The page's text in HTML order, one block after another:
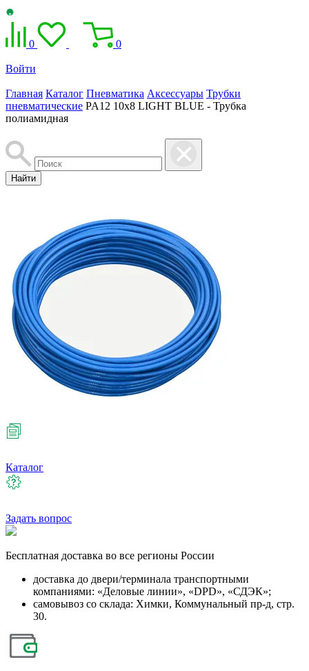
0 0
Войти
Главная Каталог Пневматика Аксессуары Трубки
пневматические PA12 10x8 LIGHT BLUE - Трубка
полиамидная
Найти
Каталог
Задать вопрос
Бесплатная доставка во все регионы России
доставка до двери/терминала транспортными
компаниями: «Деловые линии», «DPD», «СДЭК»;
самовывоз со склада: Химки, Коммунальный пр-д, стр.
30.